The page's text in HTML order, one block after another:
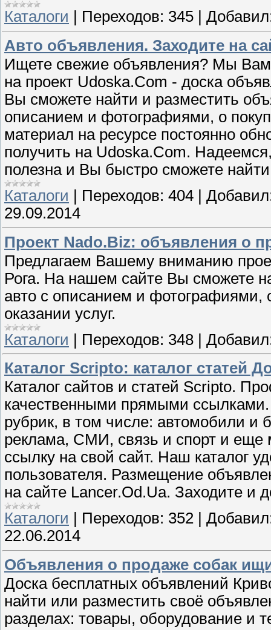
Каталоги
Переходов: 345
Авто объявления. Заходите на
Ищете свежие объявления? Мы
на проект Udoska.Com - доска
Вы сможете найти и разместить
описанием и фотографиями, о
материал на ресурсе постоянно
получить на Udoska.Com.
полезна и Вы быстро сможете
Каталоги
Переходов: 404
29.09.2014
Проект Nado.Biz: объявления о
Предлагаем Вашему вниманию
Рога. На нашем сайте Вы сможете
авто с описанием и фотографиями,
оказании услуг.
Каталоги | Переходов: 348 |
Каталог Scripto: каталог статей
Каталог сайтов и статей Scripto.
качественными прямыми
рубрик, в том числе: автомобили и
реклама, СМИ, связь и спорт и еще
ссылку на свой сайт. Наш каталог
пользователя. Размещение
на сайте Lancer.Od.Ua. Заходите и
Каталоги
Переходов: 352
22.06.2014
Объявления о продаже собак
Доска бесплатных объявлений
найти или разместить своё
разделах: товары, оборудование и